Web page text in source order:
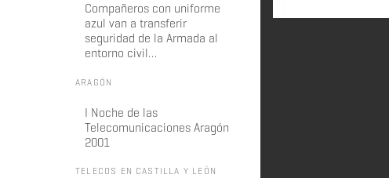
Compañeros con uniforme
azul van a transferir
seguridad de la Armada al
entorno civil…
ARAGÓN
I Noche de las
Telecomunicaciones Aragón
2001
TELECOS EN CASTILLA Y LEÓN